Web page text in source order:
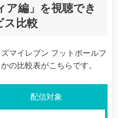
ア編」を視聴でき
ス比較
マイレブン フットボールフ
の比較表がこちらです。
配信対象